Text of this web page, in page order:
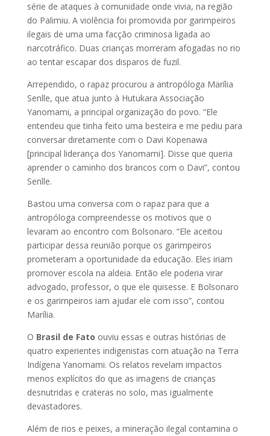
série de ataques à comunidade onde vivia, na região
do Palimiu. A violência foi promovida por garimpeiros
ilegais de uma uma facção criminosa ligada ao
narcotráfico. Duas crianças morreram afogadas no rio
ao tentar escapar dos disparos de fuzil.
Arrependido, o rapaz procurou a antropóloga Marília
Senlle, que atua junto à Hutukara Associação
Yanomami, a principal organização do povo. “Ele
entendeu que tinha feito uma besteira e me pediu para
conversar diretamente com o Davi Kopenawa
[principal liderança dos Yanomami]. Disse que queria
aprender o caminho dos brancos com o Davi”, contou
Senlle.
Bastou uma conversa com o rapaz para que a
antropóloga compreendesse os motivos que o
levaram ao encontro com Bolsonaro. “Ele aceitou
participar dessa reunião porque os garimpeiros
prometeram a oportunidade da educação. Eles iriam
promover escola na aldeia. Então ele poderia virar
advogado, professor, o que ele quisesse. E Bolsonaro
e os garimpeiros iam ajudar ele com isso”, contou
Marília.
O Brasil de Fato ouviu essas e outras histórias de
quatro experientes indigenistas com atuação na Terra
Indígena Yanomami. Os relatos revelam impactos
menos explícitos do que as imagens de crianças
desnutridas e crateras no solo, mas igualmente
devastadores.
Além de rios e peixes, a mineração ilegal contamina o